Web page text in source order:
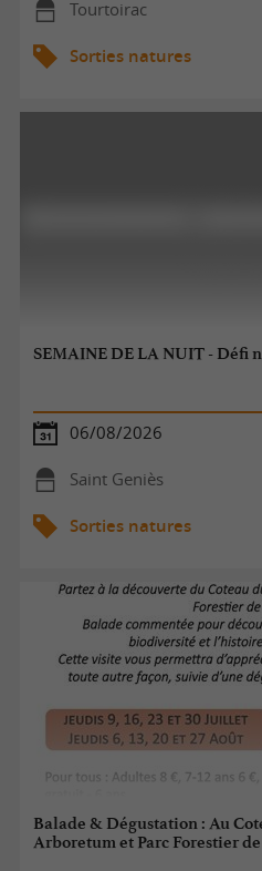
Tourtoirac
Sorties natures
SEMAINE DE LA NUIT - Défi
06/08/2026
Saint Geniès
Sorties natures
Balade & Dégustation : Au
Arboretum et Parc Forestier